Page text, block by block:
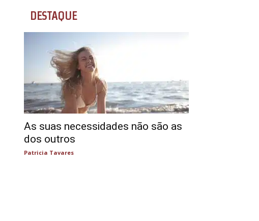
DESTAQUE
As suas necessidades não são as
dos outros
Patricia Tavares